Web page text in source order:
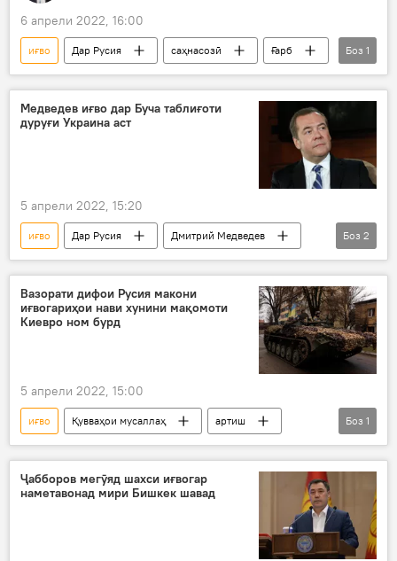
6 апрели 2022, 16:00
иғво Дар Русия саҳнасозӣ
Ғарб
Украина
Боз 1
Медведев иғво дар Буча таблиғоти
дуруғи Украина аст
5 апрели 2022, 15:20
иғво Дар Русия
Дмитрий Медведев
таблиғот
Украина
Боз 2
Вазорати дифои Русия макони
иғвогариҳои нави хунини мақомоти
Киевро ном бурд
5 апрели 2022, 15:00
иғво Қувваҳои мусаллаҳ
артиш
Вазорати дифоъи Тоҷикистон
Боз 1
Ҷабборов мегӯяд шахси иғвогар
наметавонад мири Бишкек шавад